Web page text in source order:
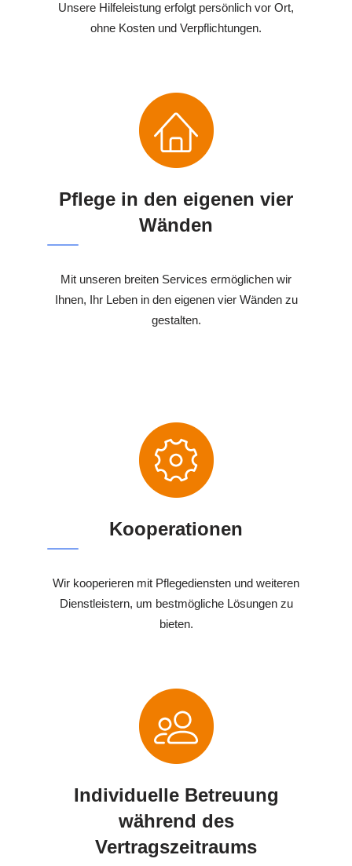
Unsere Hilfeleistung erfolgt persönlich vor Ort,
ohne Kosten und Verpflichtungen.
Pflege in den eigenen vier
Wänden
Mit unseren breiten Services ermöglichen wir
Ihnen, Ihr Leben in den eigenen vier Wänden zu
gestalten.
Kooperationen
Wir kooperieren mit Pflegediensten und weiteren
Dienstleistern, um bestmögliche Lösungen zu
bieten.
Individuelle Betreuung
während des
Vertragszeitraums